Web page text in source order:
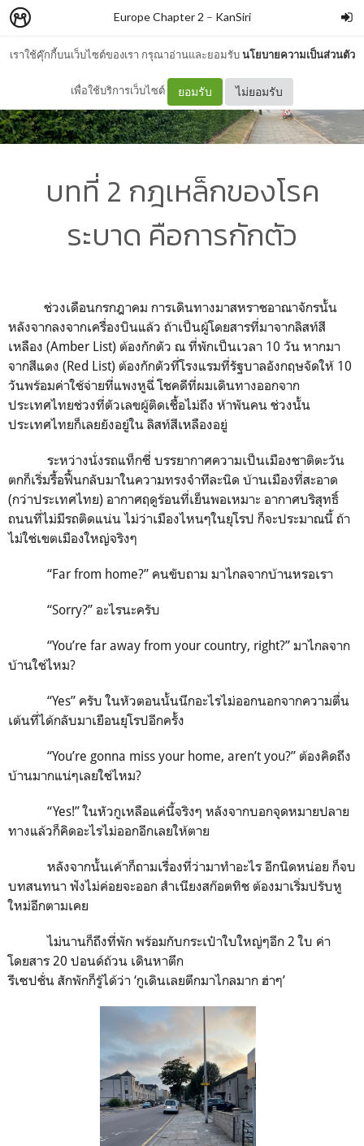
เราใช้คุ๊กกี้บนเว็บไซต์ของเรา กรุณาอ่านและยอมรับนโยบายความเป็นส่วนตัว
เพื่อใช้บริการเว็บไซต์ ยอมรับ ไม่ยอมรับ
Europe Chapter 2 – KanSiri
บทที่ 2 กฎเหล็กของโรค
ระบาด คือการกักตัว
ช่วงเดือนกรกฎาคม การเดินทางมาสหราชอาณาจักรนั้น
หลังจากลงจากเครื่องบินแล้ว ถ้าเป็นผู้โดยสารที่มาจากลิสท์สี
เหลือง (Amber List) ต้องกักตัว ณ ที่พักเป็นเวลา 10 วัน หากมา
จากสีแดง (Red List) ต้องกักตัวที่โรงแรมที่รัฐบาลอังกฤษจัดให้ 10
วันพร้อมค่าใช้จ่ายที่แพงหูฉี่ โชคดีที่ผมเดินทางออกจาก
ประเทศไทยช่วงที่ตัวเลขผู้ติดเชื้อไม่ถึง ห้าพันคน ช่วงนั้น
ประเทศไทยก็เลยยังอยู่ใน ลิสท์สีเหลืองอยู่
ระหว่างนั่งรถแท็กซี่ บรรยากาศความเป็นเมืองชาติตะวัน
ตกก็เริ่มรื้อฟื้นกลับมาในความทรงจำทีละนิด บ้านเมืองที่สะอาด
(กว่าประเทศไทย) อากาศฤดูร้อนที่เย็นพอเหมาะ อากาศบริสุทธิ์
ถนนที่ไม่มีรถติดแน่น ไม่ว่าเมืองไหนๆในยุโรป ก็จะประมาณนี้ ถ้า
ไม่ใช่เขตเมืองใหญ่จริงๆ
“Far from home?” คนขับถาม มาไกลจากบ้านหรอเรา
“Sorry?” อะไรนะครับ
“You’re far away from your country, right?” มาไกลจาก
บ้านใช่ไหม?
“Yes” ครับ ในหัวตอนนั้นนึกอะไรไม่ออกนอกจากความตื่น
เต้นที่ได้กลับมาเยือนยุโรปอีกครั้ง
“You’re gonna miss your home, aren’t you?” ต้องคิดถึง
บ้านมากแน่ๆเลยใช่ไหม?
“Yes!”ในหัวกูเหลือแค่นี้จริงๆ หลังจากบอกจุดหมายปลาย
ทางแล้วก็คิดอะไรไม่ออกอีกเลยให้ตาย
หลังจากนั้นเค้าก็ถามเรื่องที่ว่ามาทำอะไร อีกนิดหน่อย ก็จบ
บทสนทนา ฟังไม่ค่อยจะออก สำเนียงสก๊อตทิช ต้องมาเริ่มปรับหู
ใหม่อีกตามเคย
ไม่นานก็ถึงที่พัก พร้อมกับกระเป๋าใบใหญ่ๆอีก 2ใบ ค่า
โดยสาร 20 ปอนด์ถ้วน เดินหาตึก
รีเซปชั่น สักพักก็รู้ได้ว่า ‘กูเดินเลยตึกมาไกลมาก ฮ่าๆ’